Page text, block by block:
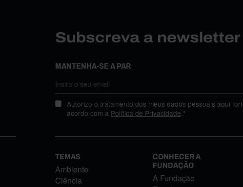
Subscreva a
MANTENHA-SE A PAR
Autorizo o tratamento dos meus dados pessoais aqui
acordo com a Política de Privacidade.*
TEMAS
Ambiente
Ciência
CONHECER A
FUNDAÇÃO
A Fundação